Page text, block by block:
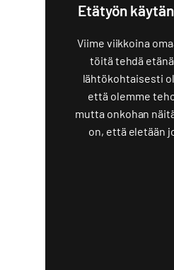
Etätyön
Viime viikkoina
töitä tehdä
lähtökohtaisesti
että olemme
mutta onkohan
on, että eletään